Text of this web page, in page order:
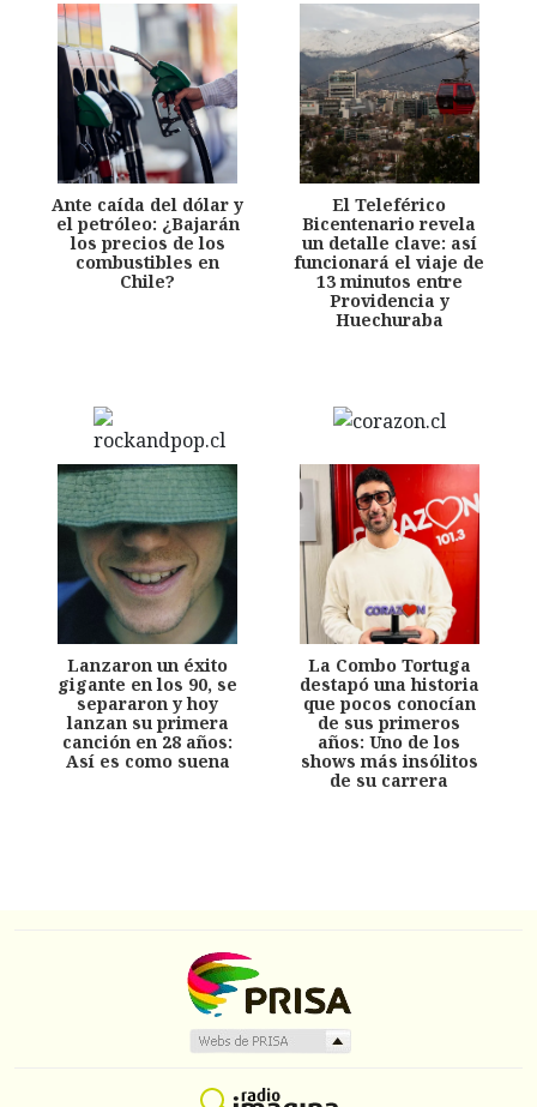
Ante caída del dólar y
el petróleo: ¿Bajarán
los precios de los
combustibles en
Chile?
El Teleférico
Bicentenario revela
un detalle clave: así
funcionará el viaje de
13 minutos entre
Providencia y
Huechuraba
Lanzaron un éxito
gigante en los 90, se
separaron y hoy
lanzan su primera
canción en 28 años:
Así es como suena
La Combo Tortuga
destapó una historia
que pocos conocían
de sus primeros
años: Uno de los
shows más insólitos
de su carrera